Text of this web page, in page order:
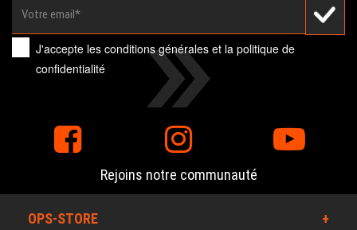
J'accepte lesconditions générales et lapolitique de
confidentialité
Rejoins notre communauté
OPS-STORE